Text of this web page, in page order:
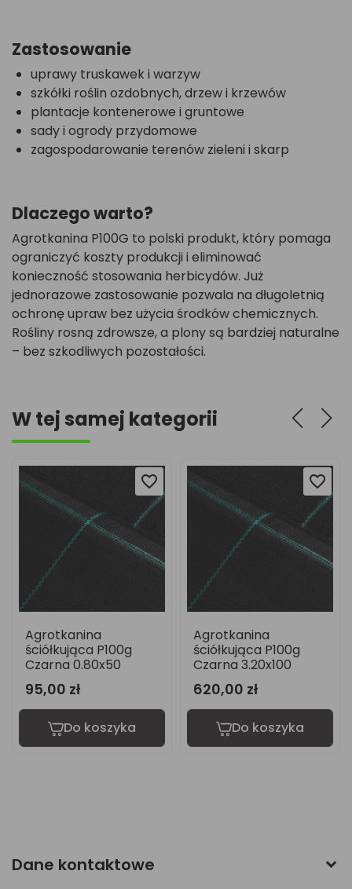
Zastosowanie
uprawy truskawek i warzyw
szkółki roślin ozdobnych, drzew i krzewów
plantacje kontenerowe i gruntowe
sady i ogrody przydomowe
zagospodarowanie terenów zieleni i skarp
Dlaczego warto?
Agrotkanina P100G to polski produkt, który pomaga
ograniczyć koszty produkcji i eliminować
konieczność stosowania herbicydów. Już
jednorazowe zastosowanie pozwala na długoletnią
ochronę upraw bez użycia środków chemicznych.
Rośliny rosną zdrowsze, a plony są bardziej naturalne
– bez szkodliwych pozostałości.
W tej samej kategorii
favorite_border
favorite_border
Agrotkanina
ściółkująca P100g
Czarna 0.80x50
95,00 zł
Do koszyka
favorite_border
favorite_border
Agrotkanina
ściółkująca P100g
Czarna 3.20x100
620,00 zł
Do koszyka
Dane kontaktowe